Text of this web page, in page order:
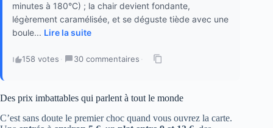
minutes à 180°C) ; la chair devient fondante,
légèrement caramélisée, et se déguste tiède avec une
boule... Lire la suite
158 votes · 30 commentaires ·
Des prix imbattables qui parlent à tout le monde
C’est sans doute le premier choc quand vous ouvrez la carte.